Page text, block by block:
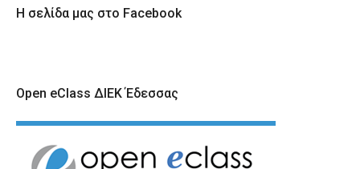
Η σελίδα μας στο Facebook
Open eClass ΔΙΕΚ Έδεσσας